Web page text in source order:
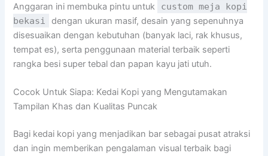
Anggaran ini membuka pintu untuk
custom meja kopi
bekasi
dengan ukuran masif, desain yang sepenuhnya
disesuaikan dengan kebutuhan (banyak laci, rak khusus,
tempat es), serta penggunaan material terbaik seperti
rangka besi super tebal dan papan kayu jati utuh.
Cocok Untuk Siapa: Kedai Kopi yang Mengutamakan
Tampilan Khas dan Kualitas Puncak
Bagi kedai kopi yang menjadikan bar sebagai pusat atraksi
dan ingin memberikan pengalaman visual terbaik bagi